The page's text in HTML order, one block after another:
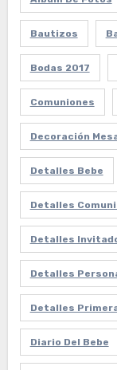
Bautizos
Bodas 2017
Comuniones
Decoración
Detalles Bebe
Detalles
Detalles
Detalles
Detalles
Diario Del Bebe